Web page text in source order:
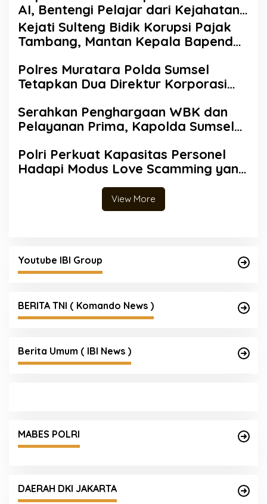
AI, Bentengi Pelajar dari Kejahatan
Siber
Kejati Sulteng Bidik Korupsi Pajak
Tambang, Mantan Kepala Bapenda
Polres Muratara Polda Sumsel
Tetapkan Dua Direktur Korporasi
Bus ALS
Serahkan Penghargaan WBK dan
Pelayanan Prima, Kapolda Sumsel
Polri Perkuat Kapasitas Personel
Hadapi Modus Love Scamming yang
Kian Kompleks
View More
Youtube IBI Group
BERITA TNI ( Komando News )
Berita Umum ( IBI News )
MABES POLRI
DAERAH DKI JAKARTA